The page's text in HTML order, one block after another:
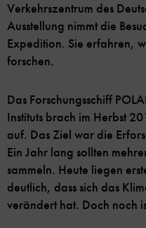
Verkehrszentrum des
Ausstellung nimmt die
Expedition. Sie erfahren,
forschen.
Das Forschungsschiff
Instituts brach im Herbst
auf. Das Ziel war die
Ein Jahr lang sollten
sammeln. Heute liegen
deutlich, dass sich das
verändert hat. Doch noch